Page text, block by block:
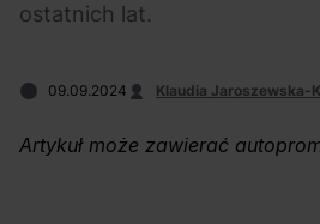
Bring Me The
Horizon. Lustrzane
ostatnich lat.
09.09.2024 Klaudia Jaroszewska-
Artykuł może zawierać